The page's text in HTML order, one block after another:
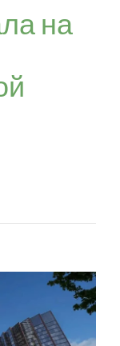
на